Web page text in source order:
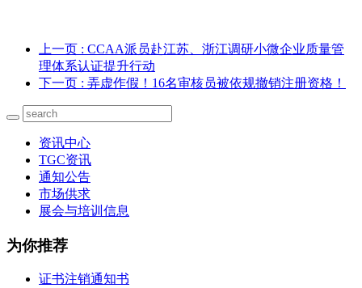
上一页 : CCAA派员赴江苏、浙江调研小微企业质量管
理体系认证提升行动
下一页 : 弄虚作假！16名审核员被依规撤销注册资格！
资讯中心
TGC资讯
通知公告
市场供求
展会与培训信息
为你推荐
证书注销通知书